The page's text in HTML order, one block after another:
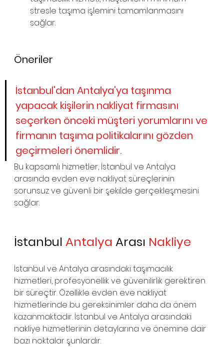
stresle taşıma işlemini tamamlanmasını
sağlar.
Öneriler
İstanbul'dan Antalya'ya taşınma
yapacak kişilerin nakliyat firmasını
seçerken önceki müşteri yorumlarını ve
firmanın taşıma politikalarını gözden
geçirmeleri önemlidir.
Bu kapsamlı hizmetler, İstanbul ve Antalya
arasında evden eve nakliyat süreçlerinin
sorunsuz ve güvenli bir şekilde gerçekleşmesini
sağlar.
İstanbul Antalya Arası Nakliye
İstanbul ve Antalya arasındaki taşımacılık
hizmetleri, profesyonellik ve güvenilirlik gerektiren
bir süreçtir. Özellikle evden eve nakliyat
hizmetlerinde bu gereksinimler daha da önem
kazanmaktadır. İstanbul ve Antalya arasındaki
nakliye hizmetlerinin detaylarına ve önemine dair
bazı noktalar şunlardır: